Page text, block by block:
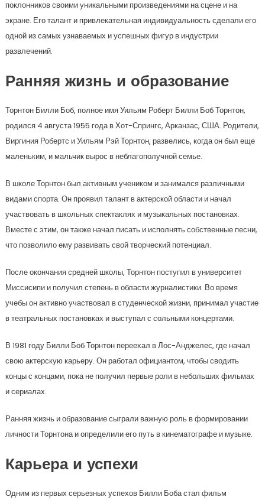
поклонников своими уникальными произведениями на сцене и на
экране. Его талант и привлекательная индивидуальность сделали его
одной из самых узнаваемых и успешных фигур в индустрии
развлечений.
Ранняя жизнь и образование
Торнтон Билли Боб, полное имя Уильям Роберт Билли Боб Торнтон,
родился 4 августа 1955 года в Хот-Спрингс, Арканзас, США. Родители,
Виргиния Робертс и Уильям Рэй Торнтон, развелись, когда он был еще
маленьким, и мальчик вырос в неблагополучной семье.
В школе Торнтон был активным учеником и занимался различными
видами спорта. Он проявил талант в актерской области и начал
участвовать в школьных спектаклях и музыкальных постановках.
Вместе с этим, он также начал писать и исполнять собственные песни,
что позволило ему развивать свой творческий потенциал.
После окончания средней школы, Торнтон поступил в университет
Миссисипи и получил степень в области журналистики. Во время
учебы он активно участвовал в студенческой жизни, принимал участие
в театральных постановках и выступал с сольными концертами.
В 1981 году Билли Боб Торнтон переехал в Лос-Анджелес, где начал
свою актерскую карьеру. Он работал официантом, чтобы сводить
концы с концами, пока не получил первые роли в небольших фильмах
и сериалах.
Ранняя жизнь и образование сыграли важную роль в формировании
личности Торнтона и определили его путь в кинематографе и музыке.
Карьера и успехи
Одним из первых серьезных успехов Билли Боба стал фильм